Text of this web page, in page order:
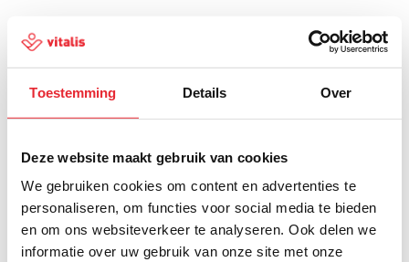
Toestemming Details Over
Deze website maakt gebruik van cookies
We gebruiken cookies om content en advertenties te
personaliseren, om functies voor social media te bieden
en om ons websiteverkeer te analyseren. Ook delen we
informatie over uw gebruik van onze site met onze
500
Er is iets fout gegaan